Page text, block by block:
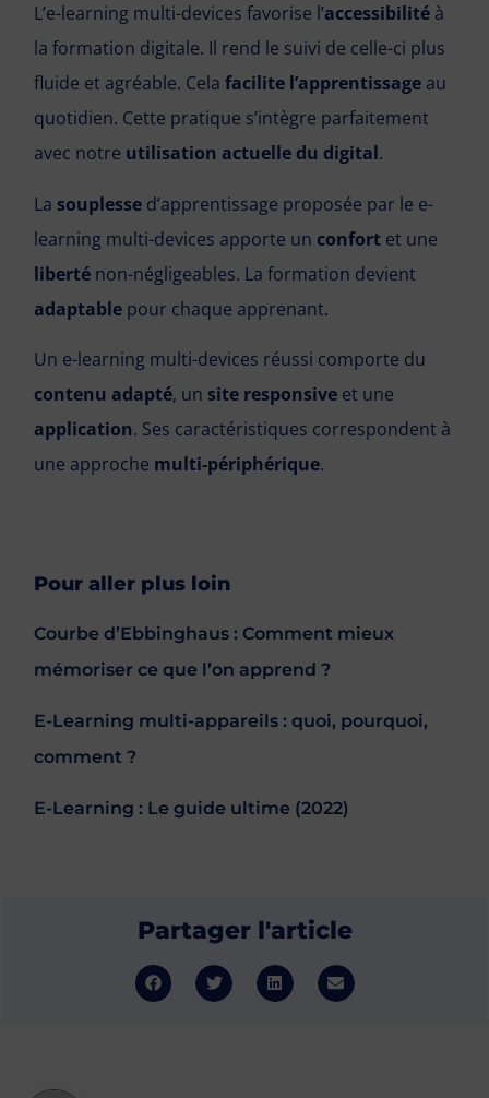
L’e-learning multi-devices favorise l’accessibilité à
la formation digitale. Il rend le suivi de celle-ci plus
fluide et agréable. Cela facilite l’apprentissage au
quotidien. Cette pratique s’intègre parfaitement
avec notre utilisation actuelle du digital.
La souplesse d’apprentissage proposée par le e-
learning multi-devices apporte un confort et une
liberté non-négligeables. La formation devient
adaptable pour chaque apprenant.
Un e-learning multi-devices réussi comporte du
contenu adapté, un site responsive et une
application. Ses caractéristiques correspondent à
une approche multi-périphérique.
Pour aller plus loin
Courbe d’Ebbinghaus : Comment mieux
mémoriser ce que l’on apprend ?
E-Learning multi-appareils : quoi, pourquoi,
comment ?
E-Learning : Le guide ultime (2022)
Partager l'article